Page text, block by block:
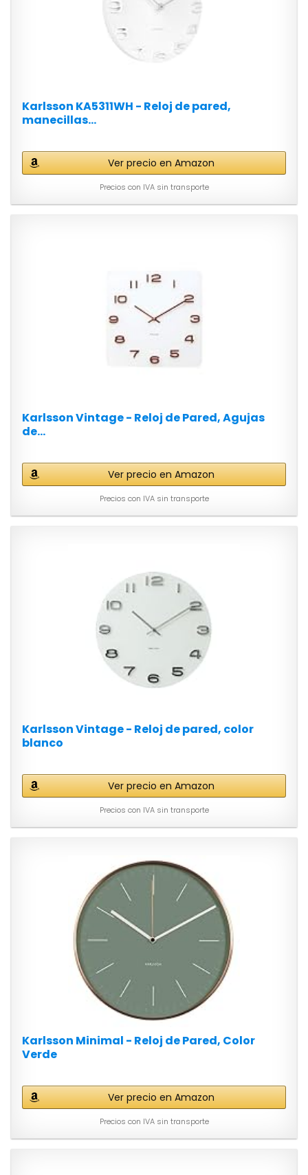
Karlsson KA5311WH - Reloj de pared,
manecillas...
Ver precio en Amazon
Precios con IVA sin transporte
Karlsson Vintage - Reloj de Pared, Agujas
de...
Ver precio en Amazon
Precios con IVA sin transporte
Karlsson Vintage - Reloj de pared, color
blanco
Ver precio en Amazon
Precios con IVA sin transporte
Karlsson Minimal - Reloj de Pared, Color
Verde
Ver precio en Amazon
Precios con IVA sin transporte